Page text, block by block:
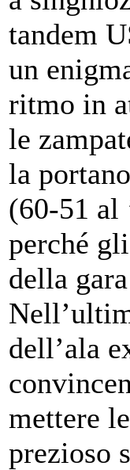
tandem
un
ritmo in
le
la
(60-51 al
perché
della
dell’ala
mettere
prezioso